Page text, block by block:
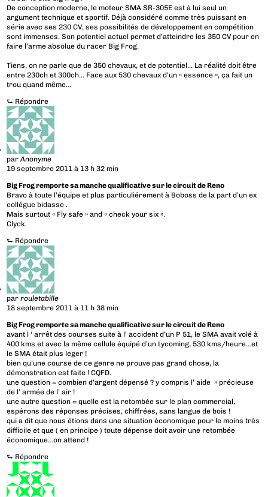
De conception moderne, le moteur SMA SR-305E est à lui seul un
argument technique et sportif. Déjà considéré comme très puissant en
série avec ses 230 CV, ses possibilités de développement en compétition
sont immenses. Son potentiel actuel permet d’atteindre les 350 CV pour en
faire l’arme absolue du racer Big Frog.
Tiens, on ne parle que de 350 chevaux, et de potentiel… La réalité doit être
entre 230ch et 300ch… Face aux 530 chevaux d’un « essence », ça fait un
trou quand même…
⮑ Répondre
parAnonyme
19 septembre 2011 à 13 h 32 min
Big Frog remporte sa manche qualificative sur le circuit de Reno
Bravo à toute l’équipe et plus particuliérement à Boboss de la part d’un ex
collégue bidasse .
Mais surtout « Fly safe » and « check your six ».
Clyck.
⮑ Répondre
parrouletabille
18 septembre 2011 à 11 h 38 min
Big Frog remporte sa manche qualificative sur le circuit de Reno
avant l ‘ arrêt des courses suite à l’ accident d’un P 51, le SMA avait volé à
400 kms et avec la même cellule équipé d’un Lycoming, 530 kms/heure…et
le SMA était plus leger !
bien qu’une course de ce genre ne prouve pas grand chose, la
démonstration est faite ! CQFD.
une question = combien d’argent dépensé ? y compris l’ aide » précieuse
de l’ armée de l’ air !
une autre question = quelle est la retombée sur le plan commercial,
espérons des réponses précises, chiffrées, sans langue de bois !
qui a dit que nous étions dans une situation économique pour le moins très
difficile et que ( en principe ) toute dépense doit avoir une retombée
économique…on attend !
⮑ Répondre